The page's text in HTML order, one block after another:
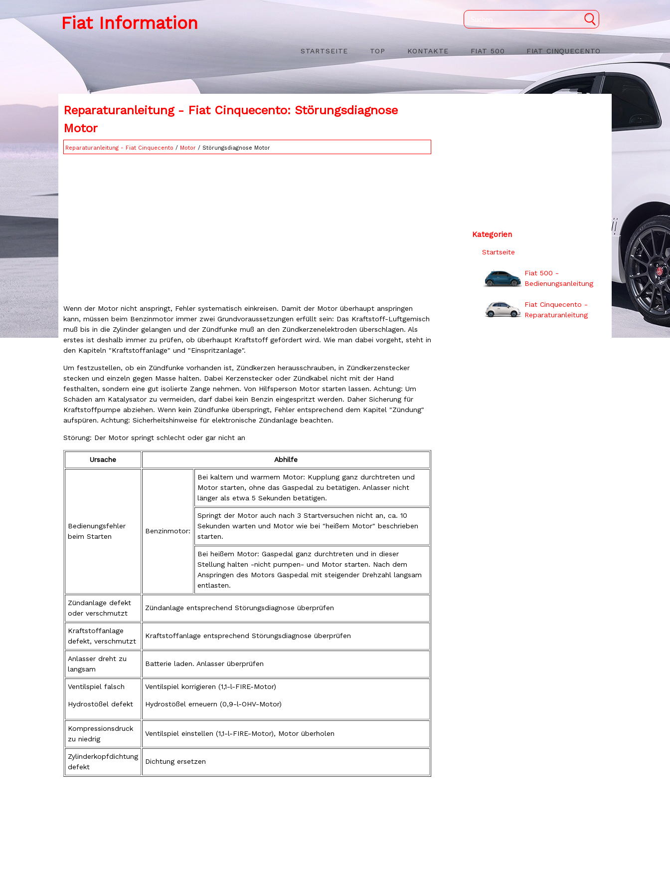
Fiat Information
STARTSEITE TOP KONTAKTE FIAT 500 FIAT CINQUECENTO
Reparaturanleitung - Fiat Cinquecento: Störungsdiagnose
Motor
Reparaturanleitung - Fiat Cinquecento / Motor / Störungsdiagnose Motor
Wenn der Motor nicht anspringt, Fehler systematisch einkreisen. Damit der Motor überhaupt anspringen
kann, müssen beim Benzinmotor immer zwei Grundvoraussetzungen erfüllt sein: Das Kraftstoff-Luftgemisch
muß bis in die Zylinder gelangen und der Zündfunke muß an den Zündkerzenelektroden überschlagen. Als
erstes ist deshalb immer zu prüfen, ob überhaupt Kraftstoff gefördert wird. Wie man dabei vorgeht, steht in
den Kapiteln "Kraftstoffanlage" und "Einspritzanlage".
Um festzustellen, ob ein Zündfunke vorhanden ist, Zündkerzen herausschrauben, in Zündkerzenstecker
stecken und einzeln gegen Masse halten. Dabei Kerzenstecker oder Zündkabel nicht mit der Hand
festhalten, sondern eine gut isolierte Zange nehmen. Von Hilfsperson Motor starten lassen. Achtung: Um
Schäden am Katalysator zu vermeiden, darf dabei kein Benzin eingespritzt werden. Daher Sicherung für
Kraftstoffpumpe abziehen. Wenn kein Zündfunke überspringt, Fehler entsprechend dem Kapitel "Zündung"
aufspüren. Achtung: Sicherheitshinweise für elektronische Zündanlage beachten.
Störung: Der Motor springt schlecht oder gar nicht an
Ursache Abhilfe
Bedienungsfehler
beim Starten
Benzinmotor:
Bei kaltem und warmem Motor: Kupplung ganz durchtreten und
Motor starten, ohne das Gaspedal zu betätigen. Anlasser nicht
länger als etwa 5 Sekunden betätigen.
Springt der Motor auch nach 3 Startversuchen nicht an, ca. 10
Sekunden warten und Motor wie bei "heißem Motor" beschrieben
starten.
Bei heißem Motor: Gaspedal ganz durchtreten und in dieser
Stellung halten -nicht pumpen- und Motor starten. Nach dem
Anspringen des Motors Gaspedal mit steigender Drehzahl langsam
entlasten.
Zündanlage defekt
oder verschmutzt
Zündanlage entsprechend Störungsdiagnose überprüfen
Kraftstoffanlage
defekt, verschmutzt
Kraftstoffanlage entsprechend Störungsdiagnose überprüfen
Anlasser dreht zu
langsam
Batterie laden. Anlasser überprüfen
Ventilspiel falsch
Hydrostößel defekt
Ventilspiel korrigieren (1,1-l-FIRE-Motor)
Hydrostößel erneuern (0,9-l-OHV-Motor)
Kompressionsdruck
zu niedrig
Ventilspiel einstellen (1,1-l-FIRE-Motor), Motor überholen
Zylinderkopfdichtung
defekt
Dichtung ersetzen
Kategorien
Startseite
Fiat 500 -
Bedienungsanleitung
Fiat Cinquecento -
Reparaturanleitung